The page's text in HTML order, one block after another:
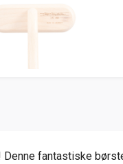
fantastiske